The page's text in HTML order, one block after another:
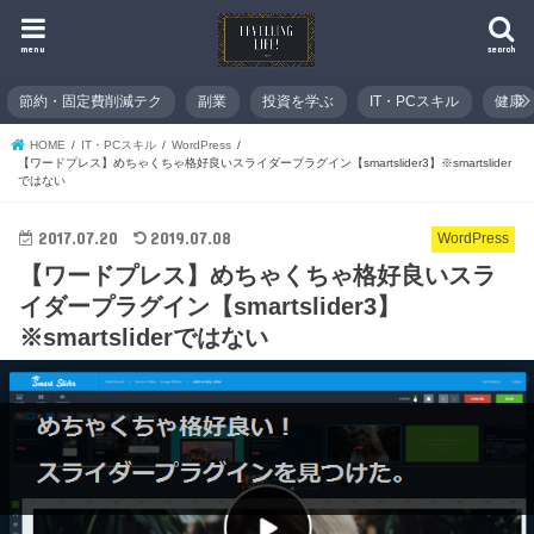
search
menu
節約・固定費削減テク 副業 投資を学ぶ IT・PCスキル 健康
HOME IT・PCスキル
WordPress
【ワードプレス】めちゃくちゃ格好良いスライダープラグイン【smartslider3】※smartslider
ではない
WordPress
2017.07.20 2019.07.08
【ワードプレス】めちゃくちゃ格好良いスラ
イダープラグイン【smartslider3】
※smartsliderではない